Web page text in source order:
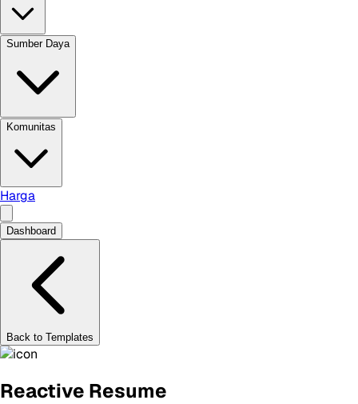
Sumber Daya
Komunitas
Harga
Dashboard
Back to Templates
Reactive Resume